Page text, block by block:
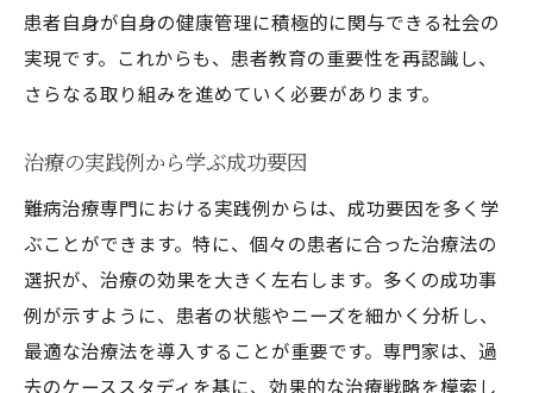
患者自身が自身の健康管理に積極的に関与できる社会の
実現です。これからも、患者教育の重要性を再認識し、
さらなる取り組みを進めていく必要があります。
治療の実践例から学ぶ成功要因
難病治療専門における実践例からは、成功要因を多く学
ぶことができます。特に、個々の患者に合った治療法の
選択が、治療の効果を大きく左右します。多くの成功事
例が示すように、患者の状態やニーズを細かく分析し、
最適な治療法を導入することが重要です。専門家は、過
去のケーススタディを基に、効果的な治療戦略を模索し